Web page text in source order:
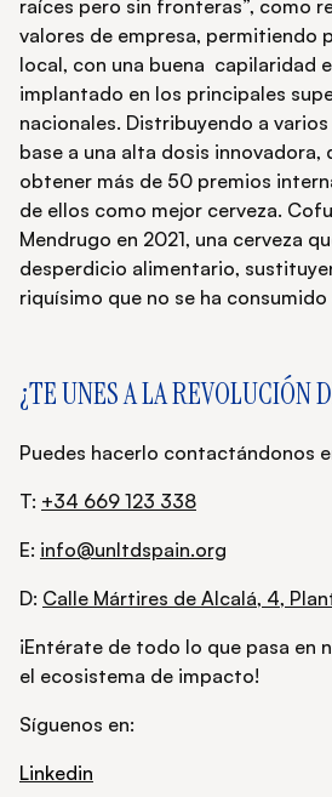
raíces pero sin fronteras”, como
valores de empresa, permitiendo
local, con una buena capilaridad
implantado en los principales
nacionales. Distribuyendo a
base a una alta dosis innovadora,
obtener más de 50 premios
de ellos como mejor cerveza.
Mendrugo en 2021, una cerveza
desperdicio alimentario,
riquísimo que no se ha consumido
¿TE UNES A LA REVOLUCIÓN
Puedes hacerlo contactándonos
T: +34 669 123 338
E: info@unltdspain.org
D: Calle Mártires de Alcalá, 4,
¡Entérate de todo lo que pasa en
el ecosistema de impacto!
Síguenos en:
Linkedin